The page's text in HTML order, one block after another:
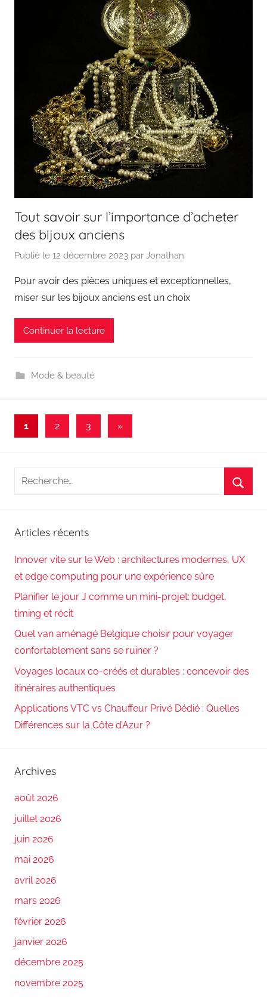
Tout savoir sur l’importance d’acheter
des bijoux anciens
Publié le 12 décembre 2023 par Jonathan
Pour avoir des pièces uniques et exceptionnelles,
miser sur les bijoux anciens est un choix
Continuer la lecture
Mode & beauté
Pagination
1 2 3
Articles
»
Recherche
Articles récents
Innover vite sur le Web : architectures modernes, UX
et edge computing pour une expérience sûre
Planifier le jour J comme un mini-projet: budget,
timing et récit
Quel van aménagé Belgique choisir pour voyager
confortablement sans se ruiner ?
Voyages locaux co-créés et durables : concevoir des
itinéraires authentiques
Applications VTC vs Chauffeur Privé Dédié : Quelles
Différences sur la Côte d’Azur ?
Archives
août 2026
juillet 2026
juin 2026
mai 2026
avril 2026
mars 2026
février 2026
janvier 2026
décembre 2025
novembre 2025